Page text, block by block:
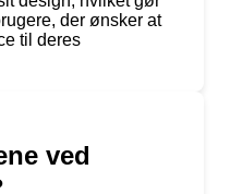
der ønsker at
til deres
ved